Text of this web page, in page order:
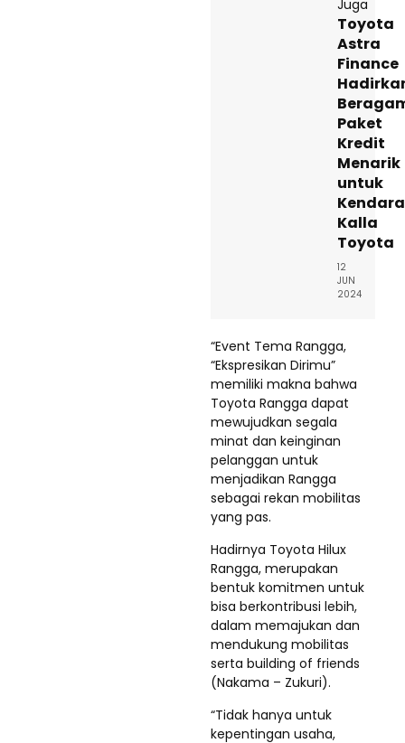
Juga
Toyota
Astra
Finance
Paket
Kredit
Menarik
untuk
Kalla
Toyota
12
JUN
2024
“Event Tema Rangga,
“Ekspresikan Dirimu”
memiliki makna bahwa
Toyota Rangga dapat
mewujudkan segala
minat dan keinginan
pelanggan untuk
menjadikan Rangga
sebagai rekan mobilitas
yang pas.
Hadirnya Toyota Hilux
Rangga, merupakan
bentuk komitmen untuk
bisa berkontribusi lebih,
dalam memajukan dan
mendukung mobilitas
serta building of friends
(Nakama – Zukuri).
“Tidak hanya untuk
kepentingan usaha,